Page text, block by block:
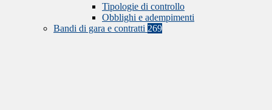
Tipologie di controllo
Obblighi e adempimenti
Bandi di gara e contratti 269